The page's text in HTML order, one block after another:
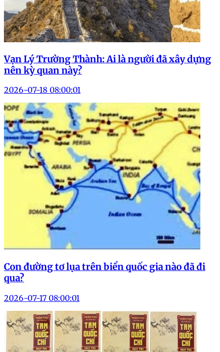
Vạn Lý Trường Thành: Ai là người đã xây dựng
nên kỳ quan này?
2026-07-18 08:00:01
Con đường tơ lụa trên biển quốc gia nào đã đi
qua?
2026-07-17 08:00:01